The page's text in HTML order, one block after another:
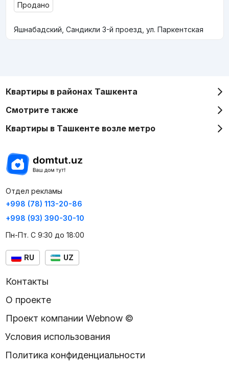
Продано
Яшнабадский, Сандикли 3-й проезд, ул. Паркентская
Квартиры в районах Ташкента
Смотрите также
Квартиры в Ташкенте возле метро
Отдел рекламы
+998 (78) 113-20-86
+998 (93) 390-30-10
Пн-Пт. С 9:30 до 18:00
RU UZ
Контакты
О проекте
Проект компании Webnow ©
Условия использования
Политика конфиденциальности